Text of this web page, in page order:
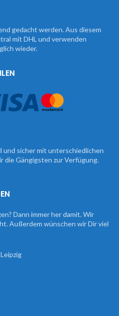
gedacht werden. Aus diesem
mit DHL und verwenden
wieder.
und sicher mit unterschiedlichen
die Gängigsten zur Verfügung.
Dann immer her damit. Wir
Außerdem wünschen wir Dir viel